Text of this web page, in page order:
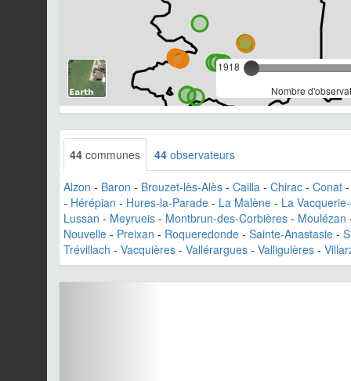
1918
Nombre
44 communes 44 observateurs
Alzon - Baron - Brouzet-lès-Alès - Cailla - Chirac - Conat
- Hérépian - Hures-la-Parade - La Malène - La
Lussan - Meyrueis - Montbrun-des-Corbières - Moulézan
Nouvelle - Preixan - Roqueredonde - Sainte-Anastasie -
Trévillach - Vacquières - Vallérargues - Valliguières -